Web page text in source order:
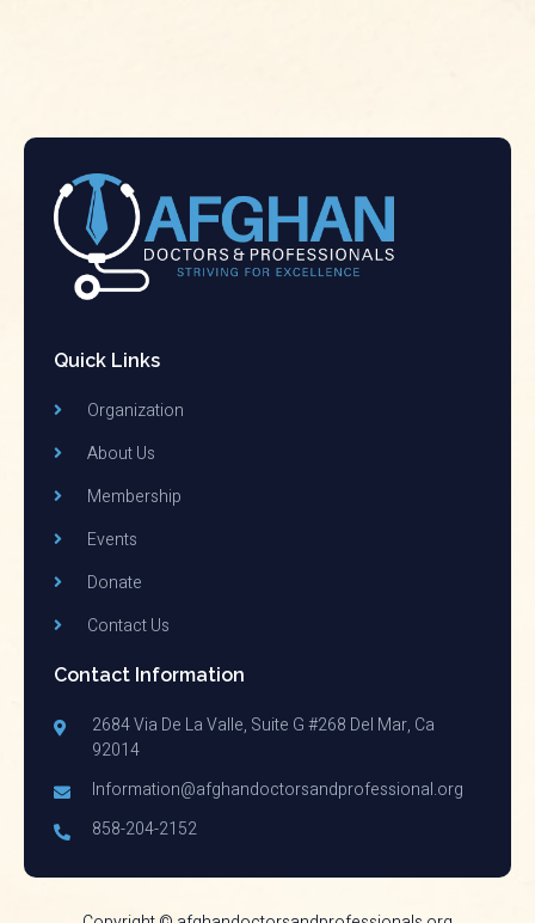
Quick Links
Organization
About Us
Membership
Events
Donate
Contact Us
Contact Information
2684 Via De La Valle, Suite G #268 Del Mar, Ca
92014
Information@afghandoctorsandprofessional.org
858-204-2152